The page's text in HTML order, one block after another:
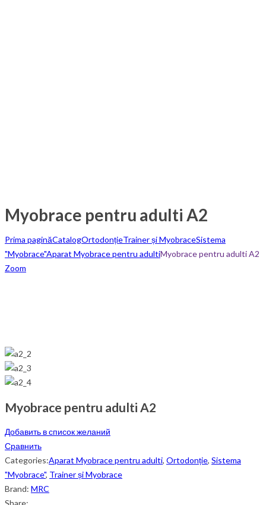
Myobrace pentru adulti A2
Prima paginăCatalogOrtodonțieTrainer și MyobraceSistema
"Myobrace"Aparat Myobrace pentru adultiMyobrace pentru adulti A2
Zoom
Myobrace pentru adulti A2
Добавить в список желаний
Сравнить
Categories:Aparat Myobrace pentru adulti, Ortodonție, Sistema
"Myobrace", Trainer și Myobrace
Brand: MRC
Share: